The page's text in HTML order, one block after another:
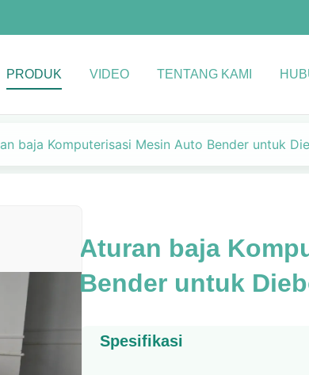
PRODUK VIDEO TENTANG KAMI
baja Komputerisasi Mesin Auto Bender untuk
Aturan baja
Bender untuk
Spesifikasi